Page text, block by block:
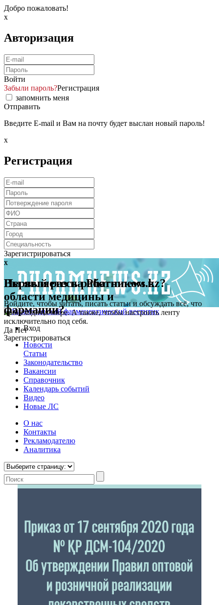
Добро пожаловать!
x
Авторизация
Войти
Забыли пароль?Регистрация
запомнить меня
Отправить
Введите E-mail и Вам на почту будет выслан новый пароль!
x
Регистрация
Зарегистрироваться
x
Первый раз на Pharmnews.kz?
Войдите, чтобы читать, писать статьи и обсуждать всё, что
происходит в мире. А также, чтобы настроить ленту
исключительно под себя.
Зарегистрироваться
x
Вы являетесь работником в
области медицины и
фармации?
Да НетВход
Новости
Статьи
Законодательство
Вакансии
Справочник
Календарь событий
Видео
Новые ЛС
О нас
Контакты
Рекламодателю
Аналитика